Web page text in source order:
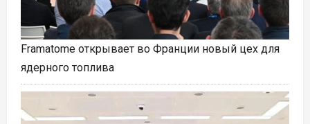
Framatome открывает во Франции новый цех для
ядерного топлива